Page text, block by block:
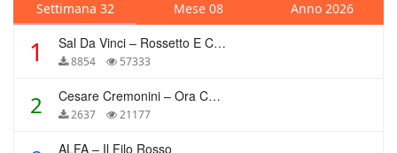
Settimana 32 Mese 08 Anno 2026
1 Sal Da Vinci – Rossetto E Caffè
8854 57333
2 Cesare Cremonini – Ora Che Non Ho Più Te
2637 21177
ALFA – Il Filo Rosso